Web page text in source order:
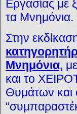
Εργασίας με
τα Μνημόνια.
Στην
Μνημόνια,
και το
Θυμάτων και